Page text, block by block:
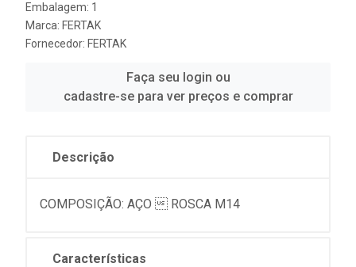
Embalagem: 1
Marca: FERTAK
Fornecedor: FERTAK
Faça seu login ou
cadastre-se para ver preços e comprar
Descrição
COMPOSIÇÃO: AÇO  ROSCA M14
Características